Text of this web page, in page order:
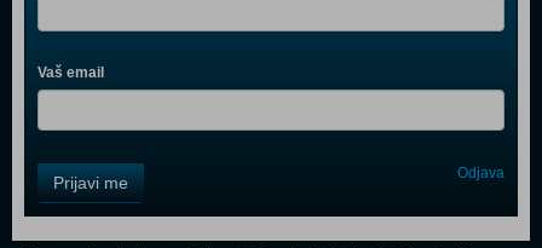
Vaš email
Field
One
Prijavi me Odjava